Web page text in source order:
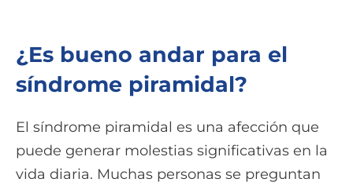
¿Es bueno andar para el
síndrome piramidal?
El síndrome piramidal es una afección que
puede generar molestias significativas en la
vida diaria. Muchas personas se preguntan